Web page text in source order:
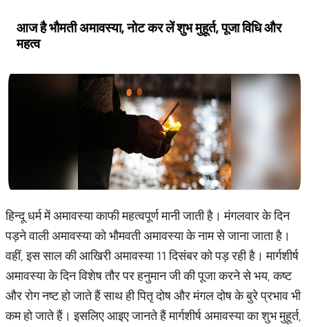
आज है भौमती अमावस्या, नोट कर लें शुभ मुहूर्त, पूजा विधि और
महत्व
हिन्दू धर्म में अमावस्या काफी महत्वपूर्ण मानी जाती है। मंगलवार के दिन
पड़ने वाली अमावस्या को भौमवती अमावस्या के नाम से जाना जाता है।
वहीं, इस साल की आखिरी अमावस्या 11 दिसंबर को पड़ रही है। मार्गशीर्ष
अमावस्या के दिन विशेष तौर पर हनुमान जी की पूजा करने से भय, कष्ट
और रोग नष्ट हो जाते हैं साथ ही पितृ दोष और मंगल दोष के बुरे प्रभाव भी
कम हो जाते हैं। इसलिए आइए जानते हैं मार्गशीर्ष अमावस्या का शुभ मुहूर्त,